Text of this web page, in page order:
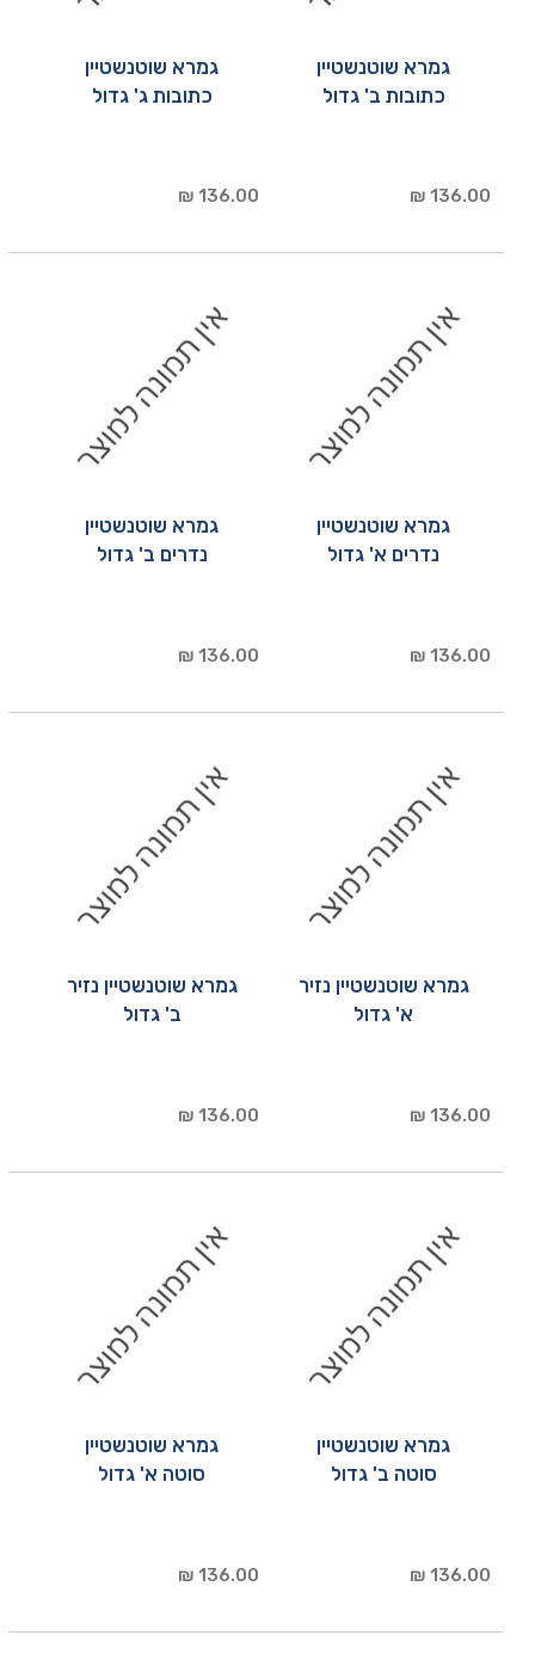
גמרא שוטנשטיין
כתובות ב' גדול
136.00 ₪
גמרא שוטנשטיין
כתובות ג' גדול
136.00 ₪
גמרא שוטנשטיין
נדרים א' גדול
136.00 ₪
גמרא שוטנשטיין
נדרים ב' גדול
136.00 ₪
גמרא שוטנשטיין נזיר
א' גדול
136.00 ₪
גמרא שוטנשטיין נזיר
ב' גדול
136.00 ₪
גמרא שוטנשטיין
סוטה ב' גדול
136.00 ₪
גמרא שוטנשטיין
סוטה א' גדול
136.00 ₪